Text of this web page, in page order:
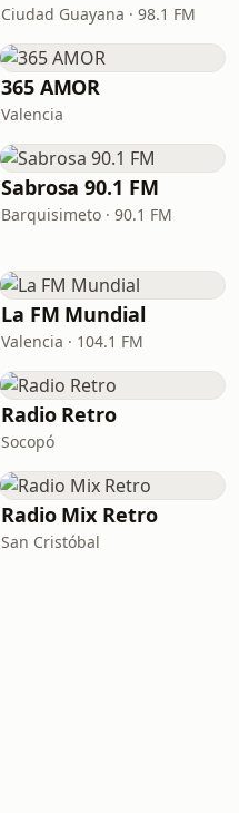
Ciudad Guayana · 98.1 FM
365 AMOR
Valencia
Sabrosa 90.1 FM
Barquisimeto · 90.1 FM
La FM Mundial
Valencia · 104.1 FM
Radio Retro
Socopó
Radio Mix Retro
San Cristóbal